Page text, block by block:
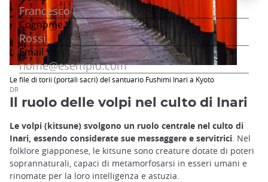
Le file di torii (portali sacri) del santuario Fushimi Inari a Kyoto
DR
Il ruolo delle volpi nel culto di Inari
Le volpi (kitsune) svolgono un ruolo centrale nel culto di
Inari, essendo considerate sue messaggere e servitrici . Nel
folklore giapponese, le kitsune sono creature dotate di poteri
soprannaturali, capaci di metamorfosarsi in esseri umani e
rinomate per la loro intelligenza e astuzia.